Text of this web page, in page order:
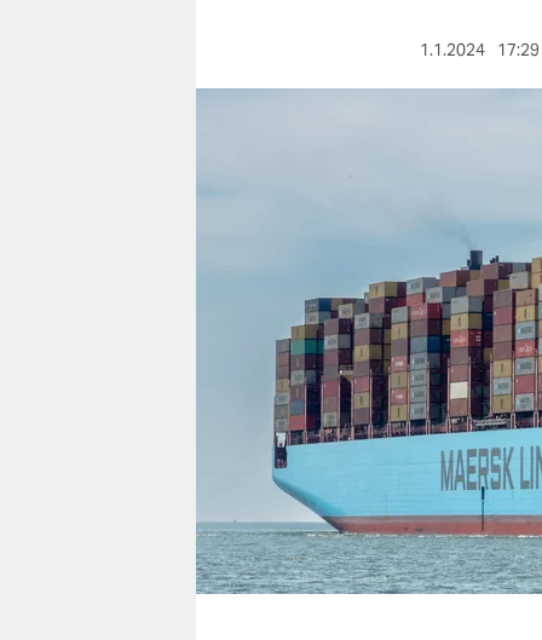
veranstaltungen
fragen & hilfe
unterstützen
abo
genossenschaft
1.1.2024